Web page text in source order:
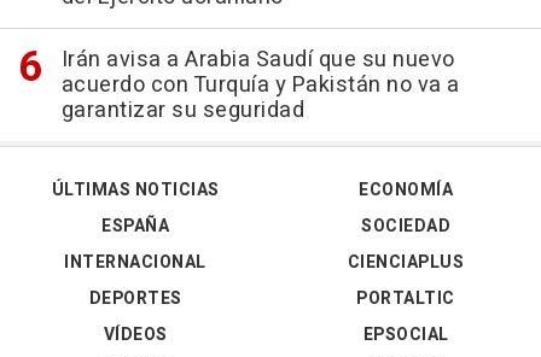
Irán avisa a Arabia Saudí que su nuevo
acuerdo con Turquía y Pakistán no va a
garantizar su seguridad
ÚLTIMAS NOTICIAS
ESPAÑA
INTERNACIONAL
DEPORTES
VÍDEOS
ECONOMÍA
SOCIEDAD
CIENCIAPLUS
PORTALTIC
EPSOCIAL